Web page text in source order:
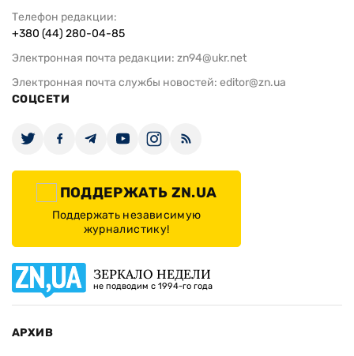
Телефон редакции:
+380 (44) 280-04-85
Электронная почта редакции: zn94@ukr.net
Электронная почта службы новостей: editor@zn.ua
СОЦСЕТИ
ПОДДЕРЖАТЬ ZN.UA
Поддержать независимую
журналистику!
ЗЕРКАЛО НЕДЕЛИ
не подводим с 1994-го года
АРХИВ